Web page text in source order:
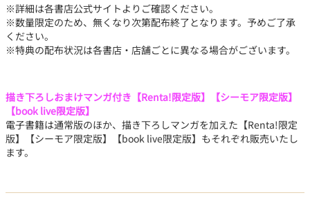
※詳細は各書店公式サイトよりご確認ください。
※数量限定のため、無くなり次第配布終了となります。予めご了承
ください。
※特典の配布状況は各書店・店舗ごとに異なる場合がございます。
描き下ろしおまけマンガ付き【Renta!限定版】【シーモア限定版】
【book live限定版】
電子書籍は通常版のほか、描き下ろしマンガを加えた【Renta!限定
版】【シーモア限定版】【book live限定版】もそれぞれ販売いたし
ます。